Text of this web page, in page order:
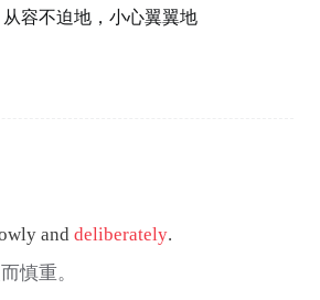
容不迫地，小心翼翼地
anddeliberately.
慎重。